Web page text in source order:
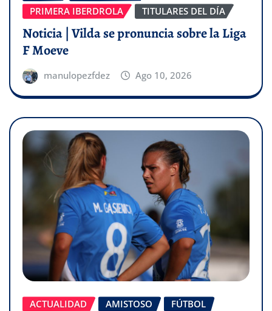
PRIMERA IBERDROLA
TITULARES DEL DÍA
Noticia | Vilda se pronuncia sobre la Liga
F Moeve
manulopezfdez Ago 10, 2026
ACTUALIDAD AMISTOSO
FÚTBOL